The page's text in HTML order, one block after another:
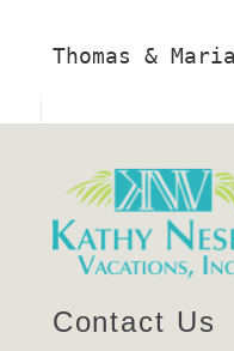
Thomas &
Contact Us